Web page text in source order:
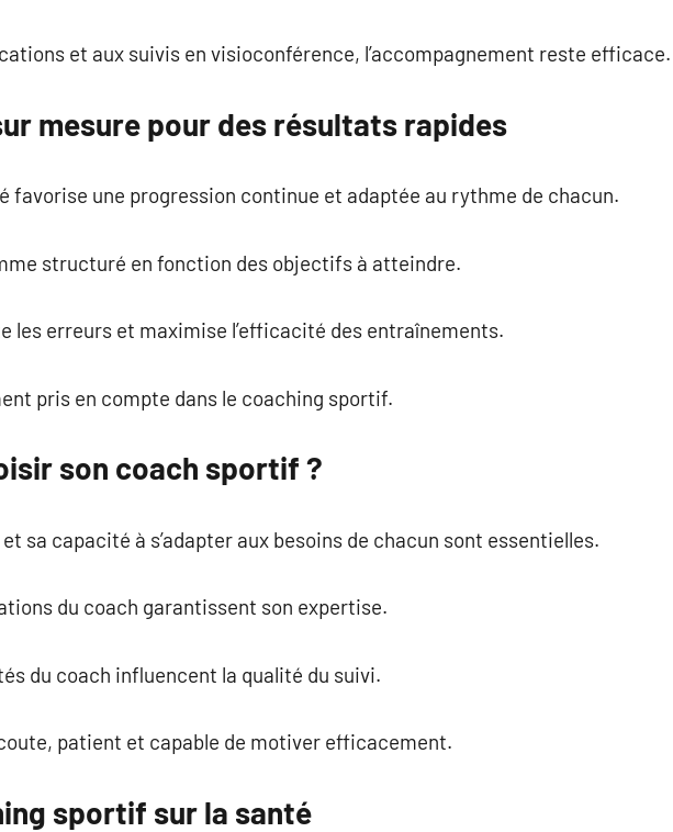
et aux suivis en visioconférence, l’accompagnement reste efficace.
mesure pour des résultats rapides
favorise une progression continue et adaptée au rythme de chacun.
structuré en fonction des objectifs à atteindre.
les erreurs et maximise l’efficacité des entraînements.
pris en compte dans le coaching sportif.
son coach sportif ?
sa capacité à s’adapter aux besoins de chacun sont essentielles.
du coach garantissent son expertise.
du coach influencent la qualité du suivi.
patient et capable de motiver efficacement.
sportif sur la santé